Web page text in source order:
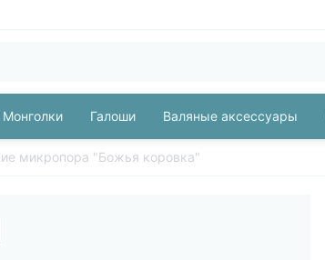
Монголки Галоши Валяные аксессуары
микропора "Божья коровка"